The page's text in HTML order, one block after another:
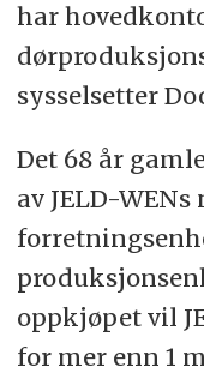
har
sysselsetter
Det 68 år
av JELD-
oppkjøpet vil
for mer enn 1